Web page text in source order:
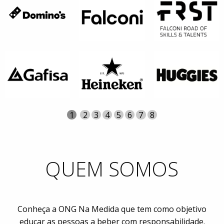
Página
Atual
1 Página
2 Página
3 Página
4 Página
5 Página
6 Página
7 Página
8
QUEM SOMOS
Conheça a ONG Na Medida que tem como objetivo
educar as pessoas a beber com responsabilidade.